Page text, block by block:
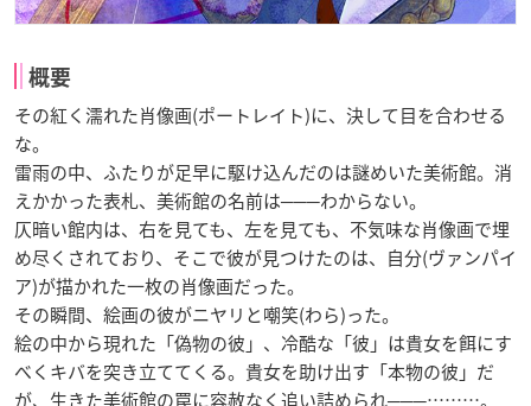
概要
その紅く濡れた肖像画(ポートレイト)に、決して目を合わせる
な。
雷雨の中、ふたりが足早に駆け込んだのは謎めいた美術館。消
えかかった表札、美術館の名前は───わからない。
仄暗い館内は、右を見ても、左を見ても、不気味な肖像画で埋
め尽くされており、そこで彼が見つけたのは、自分(ヴァンパイ
ア)が描かれた一枚の肖像画だった。
その瞬間、絵画の彼がニヤリと嘲笑(わら)った。
絵の中から現れた「偽物の彼」、冷酷な「彼」は貴女を餌にす
べくキバを突き立ててくる。貴女を助け出す「本物の彼」だ
が、生きた美術館の罠に容赦なく追い詰められ───………。